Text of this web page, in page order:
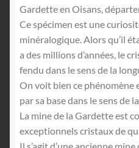
Gardette en Oisans,
Ce spécimen est une
minéralogique. Alors qu’il
a des millions d’années, le
fendu dans le sens de la
On voit bien ce phénomène
par sa base dans le sens de
La mine de la Gardette est
exceptionnels cristaux de